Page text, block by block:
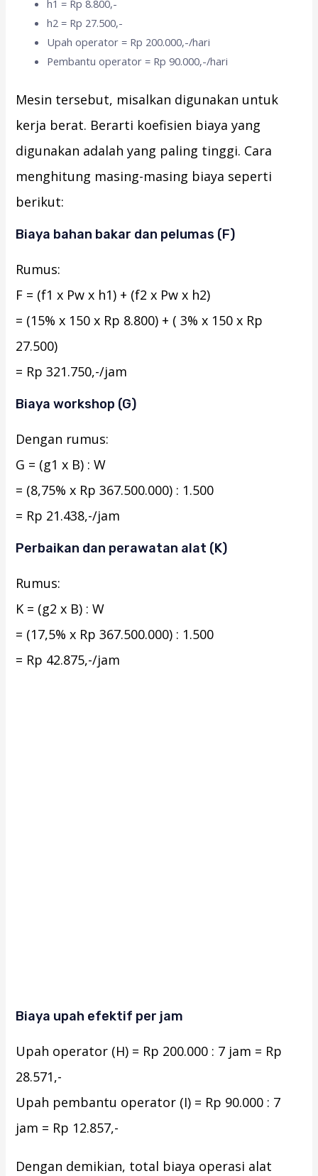
h1 = Rp 8.800,-
h2 = Rp 27.500,-
Upah operator = Rp 200.000,-/hari
Pembantu operator = Rp 90.000,-/hari
Mesin tersebut, misalkan digunakan untuk
kerja berat. Berarti koefisien biaya yang
digunakan adalah yang paling tinggi. Cara
menghitung masing-masing biaya seperti
berikut:
Biaya bahan bakar dan pelumas (F)
Rumus:
F = (f1 x Pw x h1) + (f2 x Pw x h2)
= (15% x 150 x Rp 8.800) + ( 3% x 150 x Rp
27.500)
= Rp 321.750,-/jam
Biaya workshop (G)
Dengan rumus:
G = (g1 x B) : W
= (8,75% x Rp 367.500.000) : 1.500
= Rp 21.438,-/jam
Perbaikan dan perawatan alat (K)
Rumus:
K = (g2 x B) : W
= (17,5% x Rp 367.500.000) : 1.500
= Rp 42.875,-/jam
Biaya upah efektif per jam
Upah operator (H) = Rp 200.000 : 7 jam = Rp
28.571,-
Upah pembantu operator (I) = Rp 90.000 : 7
jam = Rp 12.857,-
Dengan demikian, total biaya operasi alat